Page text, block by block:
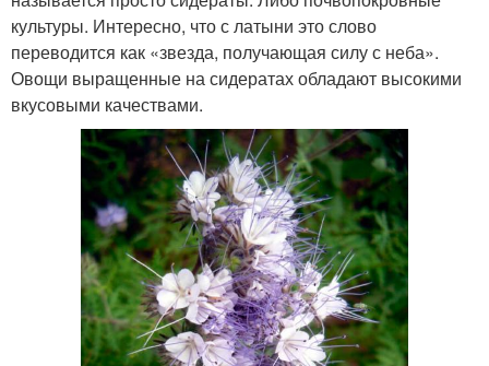
культуры. Интересно, что с латыни это слово
переводится как «звезда, получающая силу с неба».
Овощи выращенные на сидератах обладают высокими
вкусовыми качествами.